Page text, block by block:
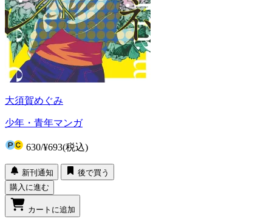
大須賀めぐみ
少年・青年マンガ
630/¥693(税込)
新刊通知
後で買う
購入に進む
カートに追加